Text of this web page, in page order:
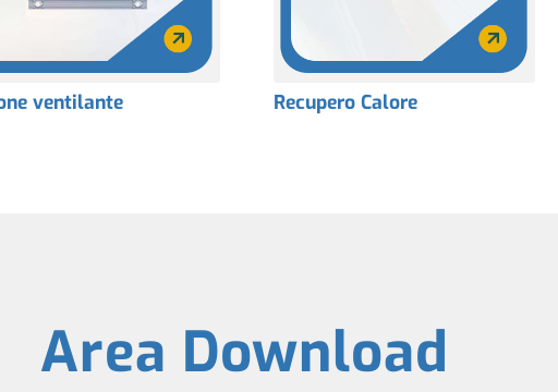
ventilante Recupero Calore
Area Download